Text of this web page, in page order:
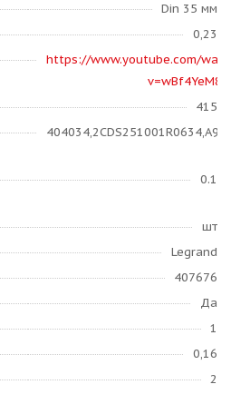
Din 35 мм
0,23
https://www.youtube.com/
415
0.1
шт
Legrand
407676
Да
1
0,16
2